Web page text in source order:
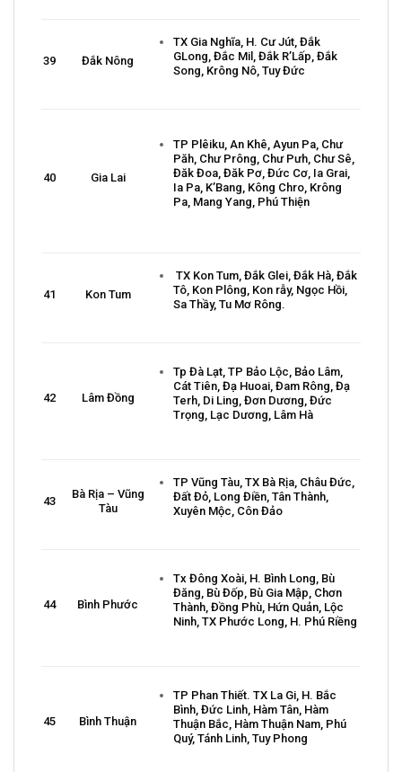
39 Đắk Nông
TX Gia Nghĩa, H. Cư Jút, Đắk
GLong, Đắc Mil, Đắk R’Lấp, Đắk
Song, Krông Nô, Tuy Đức
40 Gia Lai
TP Plêiku, An Khê, Ayun Pa, Chư
Păh, Chư Prông, Chư Pưh, Chư Sê,
Đăk Đoa, Đăk Pơ, Đức Cơ, Ia Grai,
Ia Pa, K’Bang, Kông Chro, Krông
Pa, Mang Yang, Phú Thiện
41 Kon Tum
TX Kon Tum, Đắk Glei, Đắk Hà, Đắk
Tô, Kon Plông, Kon rẫy, Ngọc Hồi,
Sa Thầy, Tu Mơ Rông.
42 Lâm Đồng
Tp Đà Lạt, TP Bảo Lộc, Bảo Lâm,
Cát Tiên, Đạ Huoai, Đam Rông, Đạ
Terh, Di Ling, Đơn Dương, Đức
Trọng, Lạc Dương, Lâm Hà
43
Bà Rịa – Vũng
Tàu
TP Vũng Tàu, TX Bà Rịa, Châu Đức,
Đất Đỏ, Long Điền, Tân Thành,
Xuyên Mộc, Côn Đảo
44 Bình Phước
Tx Đông Xoài, H. Bình Long, Bù
Đăng, Bù Đốp, Bù Gia Mập, Chơn
Thành, Đồng Phù, Hứn Quản, Lộc
Ninh, TX Phước Long, H. Phú Riềng
45 Bình Thuận
TP Phan Thiết. TX La Gi, H. Bắc
Bình, Đức Linh, Hàm Tân, Hàm
Thuận Bắc, Hàm Thuận Nam, Phú
Quý, Tánh Linh, Tuy Phong